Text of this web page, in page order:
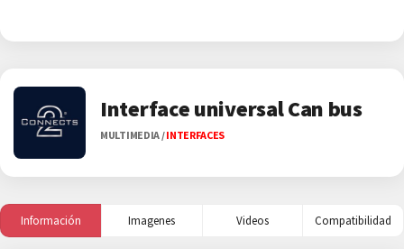
Interface universal Can bus
MULTIMEDIA/INTERFACES
Información Imagenes Videos Compatibilidad